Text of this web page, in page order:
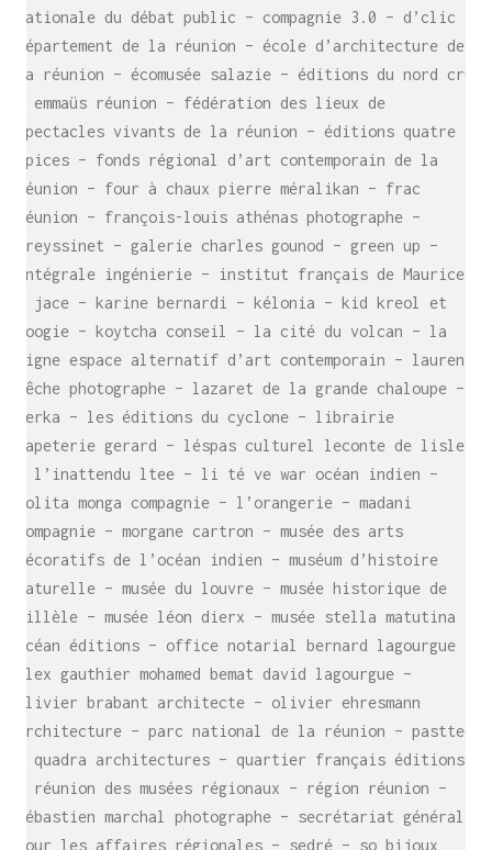
nationale du débat public – compagnie 3.0 – d’clic –
département de la réunion – école d’architecture de
la réunion – écomusée salazie – éditions du nord cru
– emmaüs réunion – fédération des lieux de
spectacles vivants de la réunion – éditions quatre
épices – fonds régional d’art contemporain de la
réunion – four à chaux pierre méralikan – frac
réunion – françois-louis athénas photographe –
freyssinet – galerie charles gounod – green up –
intégrale ingénierie – institut français de Maurice
– jace – karine bernardi – kélonia – kid kreol et
boogie – koytcha conseil – la cité du volcan – la
ligne espace alternatif d’art contemporain – laurent
bêche photographe – lazaret de la grande chaloupe –
lerka – les éditions du cyclone – librairie
papeterie gerard – léspas culturel leconte de lisle
– l’inattendu ltee – li té ve war océan indien –
lolita monga compagnie – l’orangerie – madani
compagnie – morgane cartron – musée des arts
décoratifs de l’océan indien – muséum d’histoire
naturelle – musée du louvre – musée historique de
villèle – musée léon dierx – musée stella matutina –
océan éditions – office notarial bernard lagourgue
alex gauthier mohamed bemat david lagourgue –
olivier brabant architecte – olivier ehresmann
architecture – parc national de la réunion – pasttec
– quadra architectures – quartier français éditions
– réunion des musées régionaux – région réunion –
sébastien marchal photographe – secrétariat général
pour les affaires régionales – sedré – so bijoux
SE RENCONTRER.
C’est toujours mieux de se voir
afin de parler le même langage.